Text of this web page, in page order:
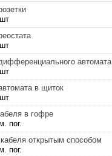
автомата
в щиток
в гофре
пог.
открытым способом
пог.